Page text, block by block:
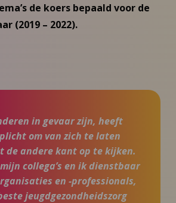
de koers bepaald voor de
(2019 – 2022).
in gevaar zijn, heeft
om van zich te laten
de andere kant op te kijken.
collega’s en ik dienstbaar
en -professionals,
jeugdgezondheidszorg